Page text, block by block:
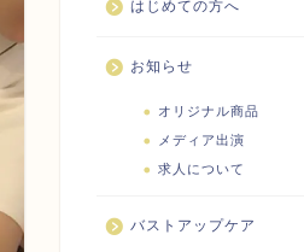
はじめての方へ
お知らせ
オリジナル商品
メディア出演
求人について
バストアップケア